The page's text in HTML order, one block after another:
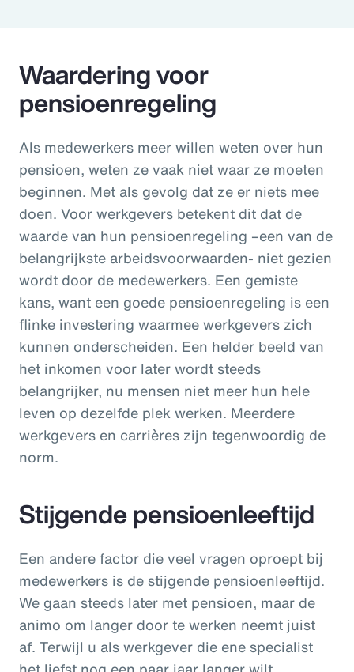
Waardering voor
pensioenregeling
Als medewerkers meer willen weten over hun
pensioen, weten ze vaak niet waar ze moeten
beginnen. Met als gevolg dat ze er niets mee
doen. Voor werkgevers betekent dit dat de
waarde van hun pensioenregeling –een van de
belangrijkste arbeidsvoorwaarden- niet gezien
wordt door de medewerkers. Een gemiste
kans, want een goede pensioenregeling is een
flinke investering waarmee werkgevers zich
kunnen onderscheiden. Een helder beeld van
het inkomen voor later wordt steeds
belangrijker, nu mensen niet meer hun hele
leven op dezelfde plek werken. Meerdere
werkgevers en carrières zijn tegenwoordig de
norm.
Stijgende pensioenleeftijd
Een andere factor die veel vragen oproept bij
medewerkers is de stijgende pensioenleeftijd.
We gaan steeds later met pensioen, maar de
animo om langer door te werken neemt juist
af. Terwijl u als werkgever die ene specialist